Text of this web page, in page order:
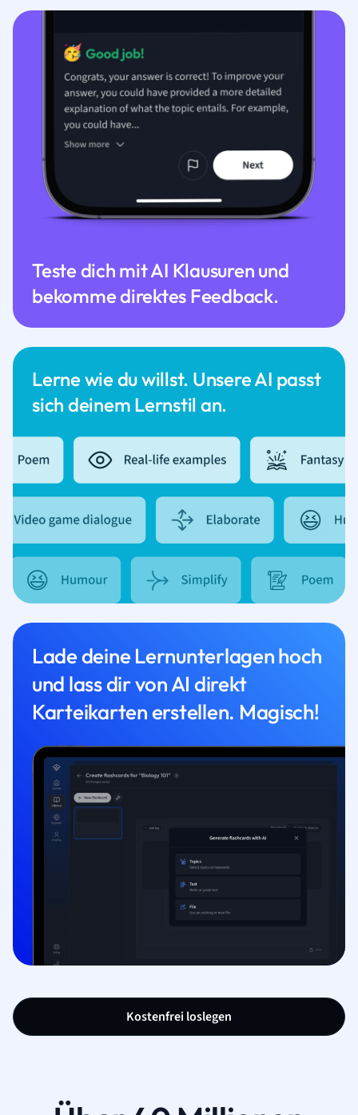
Lerne wie du willst. Unsere AI passt
sich deinem Lernstil an.
Teste dich mit AI Klausuren und
bekomme direktes Feedback.
Lade deine Lernunterlagen hoch
und lass dir von AI direkt
Karteikarten erstellen. Magisch!
Kostenfrei loslegen